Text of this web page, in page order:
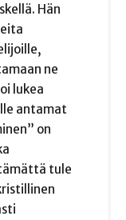
Hän
ne
lukea
antamat
on
tule